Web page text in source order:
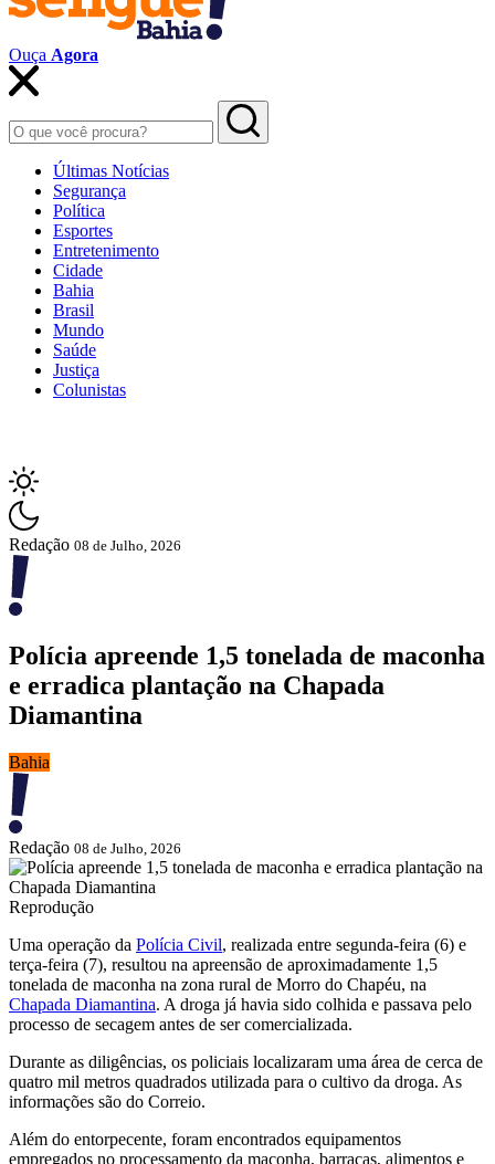
Ouça Agora
Últimas Notícias
Segurança
Política
Esportes
Entretenimento
Cidade
Bahia
Brasil
Mundo
Saúde
Justiça
Colunistas
Redação 08 de Julho, 2026
Polícia apreende 1,5 tonelada de maconha
e erradica plantação na Chapada
Diamantina
Bahia
Redação 08 de Julho, 2026
Reprodução
Uma operação da Polícia Civil, realizada entre segunda-feira (6) e
terça-feira (7), resultou na apreensão de aproximadamente 1,5
tonelada de maconha na zona rural de Morro do Chapéu, na
Chapada Diamantina. A droga já havia sido colhida e passava pelo
processo de secagem antes de ser comercializada.
Durante as diligências, os policiais localizaram uma área de cerca de
quatro mil metros quadrados utilizada para o cultivo da droga. As
informações são do Correio.
Além do entorpecente, foram encontrados equipamentos
empregados no processamento da maconha, barracas, alimentos e